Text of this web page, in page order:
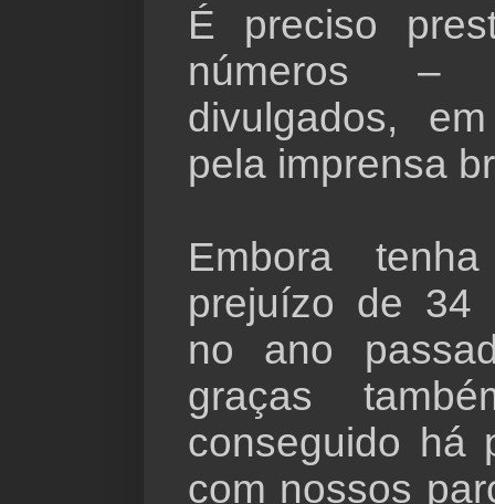
É preciso
números –
divulgados,
pela imprensa
Embora
prejuízo de 34
no ano
graças
conseguido há
com nossos